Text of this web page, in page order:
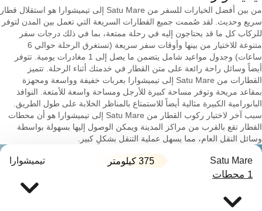
من بين أفضل الخيارات للسفر من Satu Mare إلى تيميشوارا هو استقلال قطار
سريع وحديث. لقد صُممت جميع القطارات السريعة التي تعمل بين المدن لتوفر
للركاب كل ما قد يحتاجون إليه في رحلة ممتعة، بما في ذلك درجات سفر
متنوعة للاختيار من بينها وأوقات سفر سريعة (تستغرق الرحلة حوالي 6
ساعات) وجدول مواعيد شامل يتضمن ما يصل إلى 1 مغادرات يومية. تتوفر
أيضاً وسائل راحة رائعة على متن القطار في خدمتك أثناء الرحلة. تتميز
القطارات من Satu Mare إلى تيميشوارا بعربات خفيفة وواسعة ومجهزة
بمقاعد مريحة وتوفر مساحة كبيرة للأرجل ومساحة واسعة للأمتعة. النوافذ
البانورامية الكبيرة مثالية أيضاً للاستمتاع بالمناظر الخلابة على طول الطريق.
سبب آخر لاختيار ركوب القطار من Satu Mare إلى تيميشوارا هو أن محطات
القطار تقع بالقرب من مراكز المدينة ويمكن الوصول إليها بسهولة بواسطة
وسائل النقل العام، مما يسهل عملية التنقل بشكلٍ كبير.
Satu Mare 375 كيلومتر تيميشوارا
1 محطات